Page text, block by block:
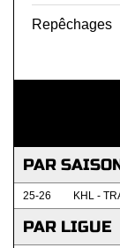
Repêchages
PAR
25-26 KHL -
PAR LIGUE